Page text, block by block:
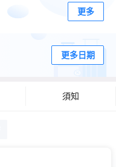
更多
更多日期
須知